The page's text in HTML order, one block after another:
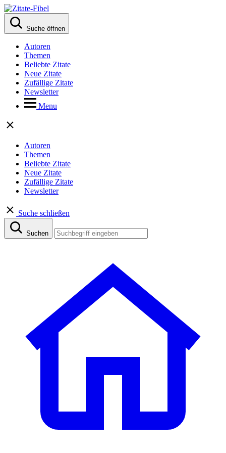
Suche öffnen
Autoren
Themen
Beliebte Zitate
Neue Zitate
Zufällige Zitate
Newsletter
Menu
Autoren
Themen
Beliebte Zitate
Neue Zitate
Zufällige Zitate
Newsletter
Suche schließen
Suchen